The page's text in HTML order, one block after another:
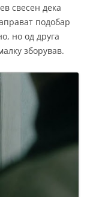
свесен дека
подобар
но од друга
зборував.